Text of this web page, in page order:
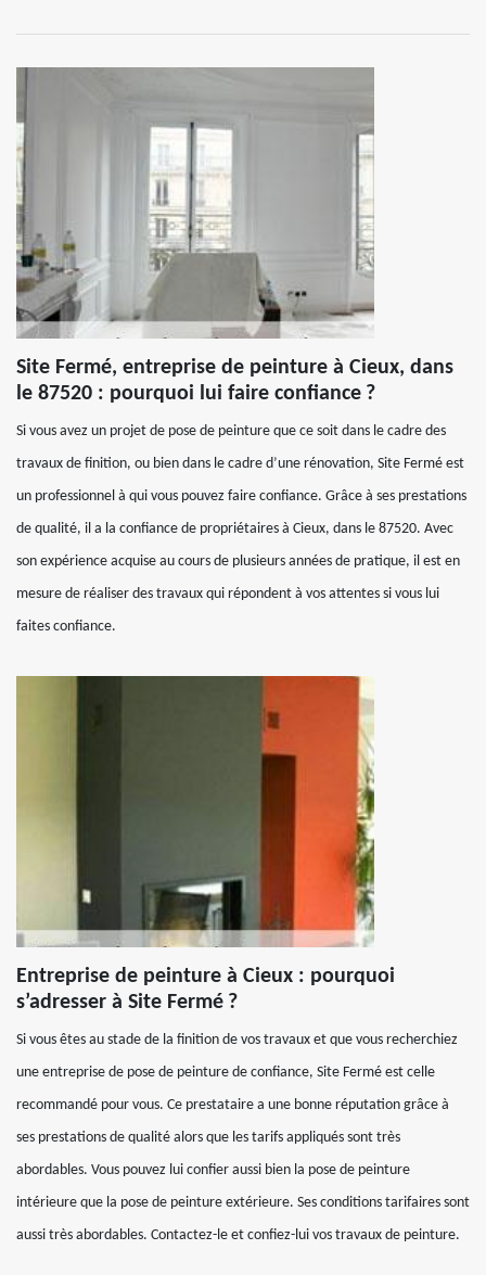
Site Fermé, entreprise de peinture à Cieux, dans
le 87520 : pourquoi lui faire confiance ?
Si vous avez un projet de pose de peinture que ce soit dans le cadre des
travaux de finition, ou bien dans le cadre d’une rénovation, Site Fermé est
un professionnel à qui vous pouvez faire confiance. Grâce à ses prestations
de qualité, il a la confiance de propriétaires à Cieux, dans le 87520. Avec
son expérience acquise au cours de plusieurs années de pratique, il est en
mesure de réaliser des travaux qui répondent à vos attentes si vous lui
faites confiance.
Entreprise de peinture à Cieux : pourquoi
s’adresser à Site Fermé ?
Si vous êtes au stade de la finition de vos travaux et que vous recherchiez
une entreprise de pose de peinture de confiance, Site Fermé est celle
recommandé pour vous. Ce prestataire a une bonne réputation grâce à
ses prestations de qualité alors que les tarifs appliqués sont très
abordables. Vous pouvez lui confier aussi bien la pose de peinture
intérieure que la pose de peinture extérieure. Ses conditions tarifaires sont
aussi très abordables. Contactez-le et confiez-lui vos travaux de peinture.